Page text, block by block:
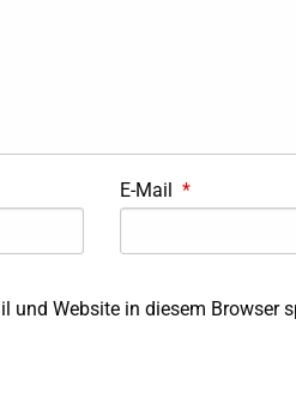
E-Mail *
und Website in diesem Browser